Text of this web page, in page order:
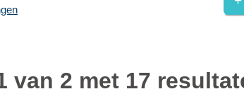
van 2 met 17